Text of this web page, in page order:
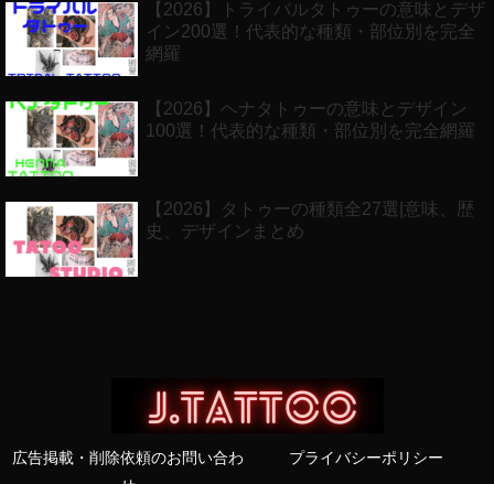
【2026】トライバルタトゥーの意味とデザ
イン200選！代表的な種類・部位別を完全
網羅
【2026】ヘナタトゥーの意味とデザイン
100選！代表的な種類・部位別を完全網羅
【2026】タトゥーの種類全27選|意味、歴
史、デザインまとめ
広告掲載・削除依頼のお問い合わ
プライバシーポリシー